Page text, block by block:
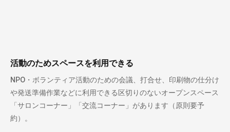
活動のためスペースを利用できる
NPO・ボランティア活動のための会議、打合せ、印刷物の仕分け
や発送準備作業などに利用できる区切りのないオープンスペース
「サロンコーナー」「交流コーナー」があります（原則要予
約）。